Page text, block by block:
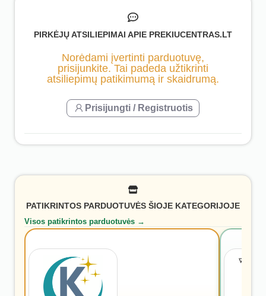
PIRKĖJŲ ATSILIEPIMAI APIE PREKIUCENTRAS.LT
Norėdami įvertinti parduotuvę,
prisijunkite. Tai padeda užtikrinti
atsiliepimų patikimumą ir skaidrumą.
Prisijungti / Registruotis
PATIKRINTOS PARDUOTUVĖS ŠIOJE KATEGORIJOJE
Visos patikrintos parduotuvės →